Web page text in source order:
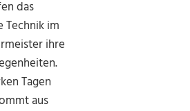
das
im
ihre
Tagen
aus